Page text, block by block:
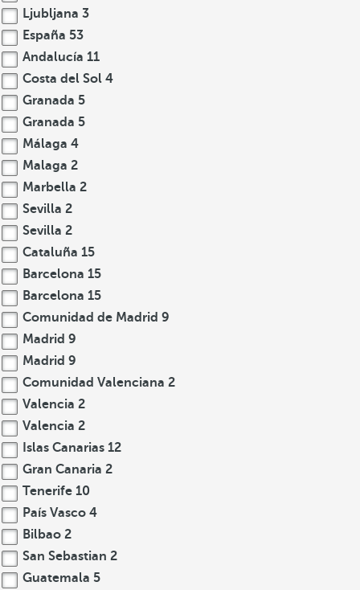
Ljubljana 3
España 53
Andalucía 11
Costa del Sol 4
Granada 5
Granada 5
Málaga 4
Malaga 2
Marbella 2
Sevilla 2
Sevilla 2
Cataluña 15
Barcelona 15
Barcelona 15
Comunidad de Madrid 9
Madrid 9
Madrid 9
Comunidad Valenciana 2
Valencia 2
Valencia 2
Islas Canarias 12
Gran Canaria 2
Tenerife 10
País Vasco 4
Bilbao 2
San Sebastian 2
Guatemala 5